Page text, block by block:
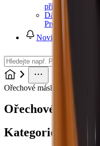
přítelkyni
Dárky pro děti
Pro holky
Novinky
Ořechové máslo se slaným
Ořechové máslo
Kategorie